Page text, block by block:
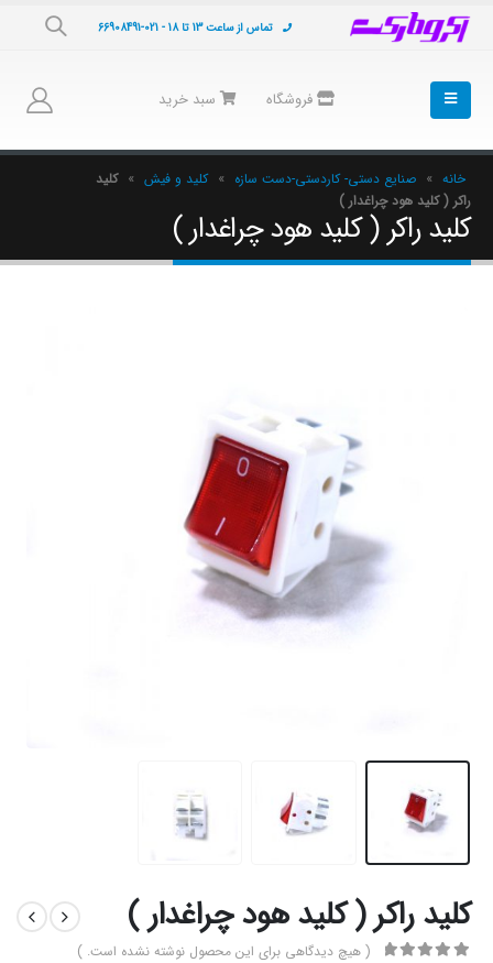
تماس از ساعت 13 تا 18 - 021-66908491
فروشگاه سبد خرید
خانه » صنایع دستی- کاردستی-دست سازه » کلید و فیش » کلید
راکر ( کلید هود چراغدار )
کلید راکر ( کلید هود چراغدار )
کلید راکر ( کلید هود چراغدار )
( هیچ دیدگاهی برای این محصول نوشته نشده است. )